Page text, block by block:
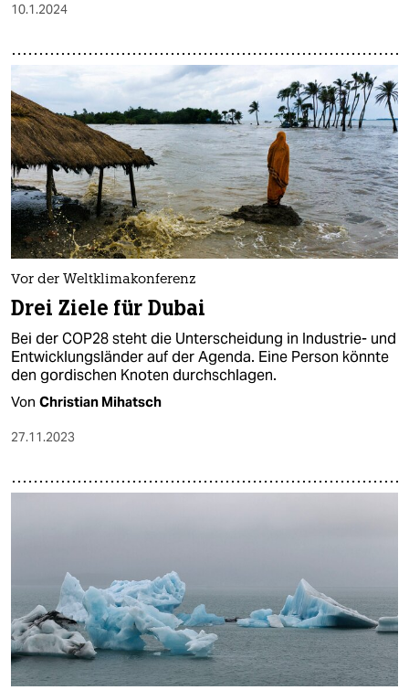
10.1.2024
Vor der Weltklimakonferenz
Drei Ziele für Dubai
Bei der COP28 steht die Unterscheidung in Industrie- und
Entwicklungsländer auf der Agenda. Eine Person könnte
den gordischen Knoten durchschlagen.
Von Christian Mihatsch
27.11.2023